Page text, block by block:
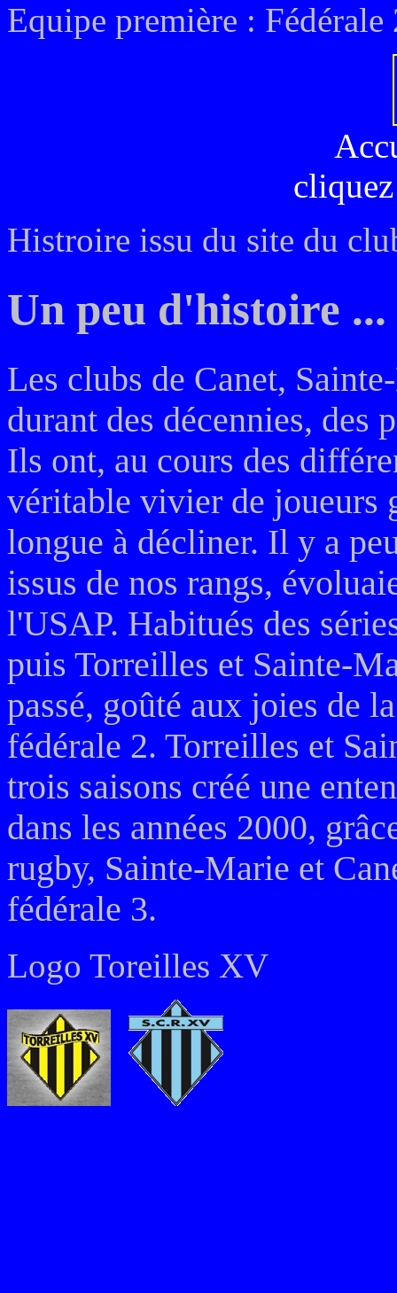
Equipe première : Fédérale
Histroire issu du site du
Un peu d'histoire ...
Les clubs de Canet,
durant des décennies, des
Ils ont, au cours des
véritable vivier de joueurs
longue à décliner. Il y a
issus de nos rangs,
l'USAP. Habitués des
puis Torreilles et Sainte-
passé, goûté aux joies de
fédérale 2. Torreilles et
trois saisons créé une
dans les années 2000,
rugby, Sainte-Marie et
fédérale 3.
Logo Toreilles XV